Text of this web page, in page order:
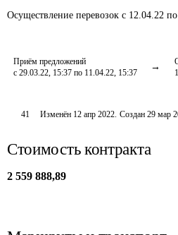
Осуществление перевозок с 12.04.22
Приём предложений
с 29.03.22, 15:37 по 11.04.22, 15:37
41 Изменён 12 апр 2022. Создан 29 мар
Стоимость контракта
2 559 888,89